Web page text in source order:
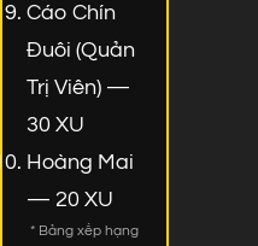
Cáo Chín
Đuôi (Quản
Trị Viên) —
30 XU
Hoàng Mai
— 20 XU
* Bảng xếp hạng